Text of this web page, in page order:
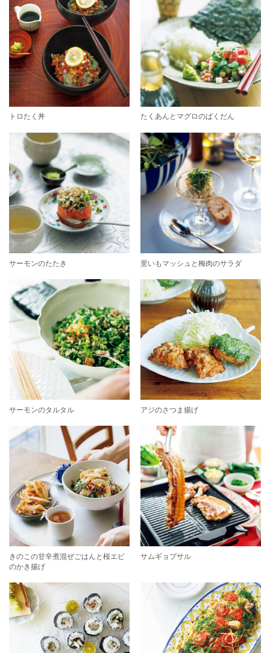
トロたく丼 たくあんとマグロのばくだん
サーモンのたたき 里いもマッシュと梅肉のサラダ
サーモンのタルタル アジのさつま揚げ
きのこの甘辛煮混ぜごはんと桜エビ
のかき揚げ
サムギョプサル